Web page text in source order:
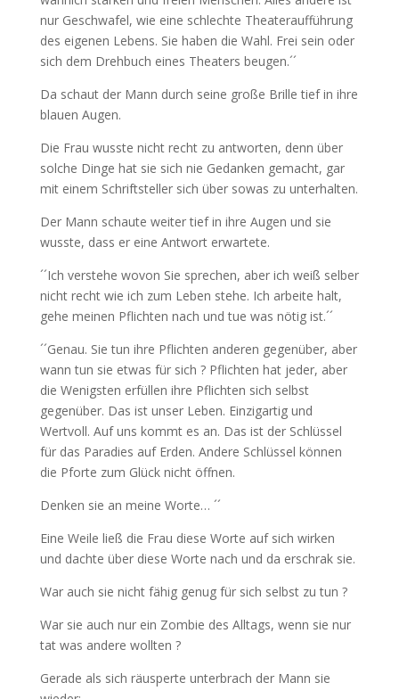
nur Geschwafel, wie eine schlechte Theateraufführung
des eigenen Lebens. Sie haben die Wahl. Frei sein oder
sich dem Drehbuch eines Theaters beugen.´´
Da schaut der Mann durch seine große Brille tief in ihre
blauen Augen.
Die Frau wusste nicht recht zu antworten, denn über
solche Dinge hat sie sich nie Gedanken gemacht, gar
mit einem Schriftsteller sich über sowas zu unterhalten.
Der Mann schaute weiter tief in ihre Augen und sie
wusste, dass er eine Antwort erwartete.
´´Ich verstehe wovon Sie sprechen, aber ich weiß selber
nicht recht wie ich zum Leben stehe. Ich arbeite halt,
gehe meinen Pflichten nach und tue was nötig ist.´´
´´Genau. Sie tun ihre Pflichten anderen gegenüber, aber
wann tun sie etwas für sich ? Pflichten hat jeder, aber
die Wenigsten erfüllen ihre Pflichten sich selbst
gegenüber. Das ist unser Leben. Einzigartig und
Wertvoll. Auf uns kommt es an. Das ist der Schlüssel
für das Paradies auf Erden. Andere Schlüssel können
die Pforte zum Glück nicht öffnen.
Denken sie an meine Worte… ´´
Eine Weile ließ die Frau diese Worte auf sich wirken
und dachte über diese Worte nach und da erschrak sie.
War auch sie nicht fähig genug für sich selbst zu tun ?
War sie auch nur ein Zombie des Alltags, wenn sie nur
tat was andere wollten ?
Gerade als sich räusperte unterbrach der Mann sie